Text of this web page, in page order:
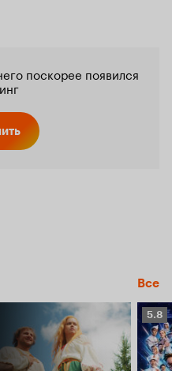
поскорее появился
Все
5.8
5.8